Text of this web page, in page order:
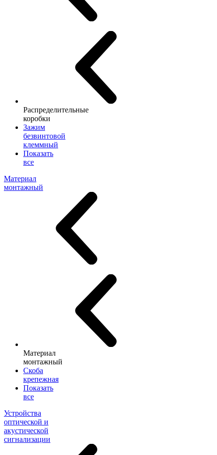
Распределительные
коробки
Зажим
безвинтовой
клеммный
Показать
все
Материал
монтажный
Материал
монтажный
Скоба
крепежная
Показать
все
Устройства
оптической и
акустической
сигнализации